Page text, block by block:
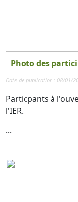
Photo des
Date de publication : 08/01/
Particpants à
l'IER.
...